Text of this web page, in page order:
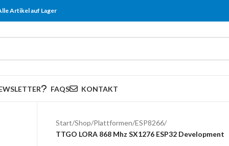
Artikel auf Lager
FAQS KONTAKT
Start/Shop/Plattformen/ESP8266/
TTGO LORA 868 Mhz SX1276 ESP32 Development